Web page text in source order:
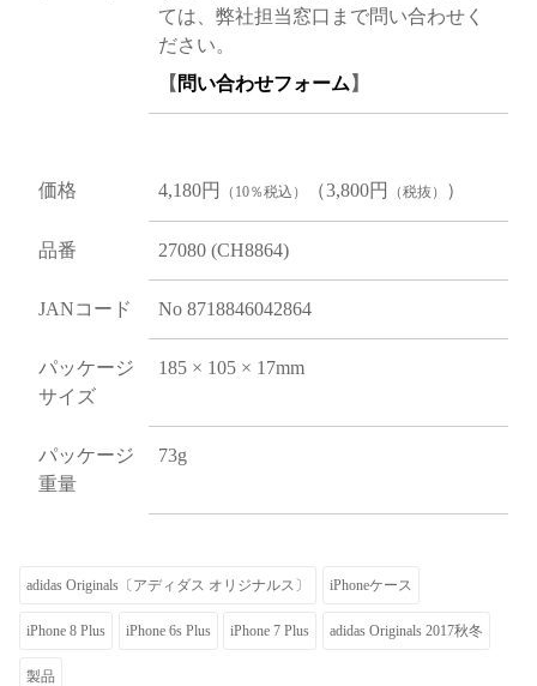
ては、弊社担当窓口まで問い合わせく
ださい。
【 問い合わせフォーム 】
価格 4,180円 （10％税込） （3,800円 （税抜） ）
品番 27080 (CH8864)
JANコード No 8718846042864
パッケージ
サイズ
185 × 105 × 17mm
パッケージ
重量
73g
adidas Originals〔アディダス オリジナルス〕 iPhoneケース
iPhone 8 Plus iPhone 6s Plus iPhone 7 Plus adidas Originals 2017秋冬
製品